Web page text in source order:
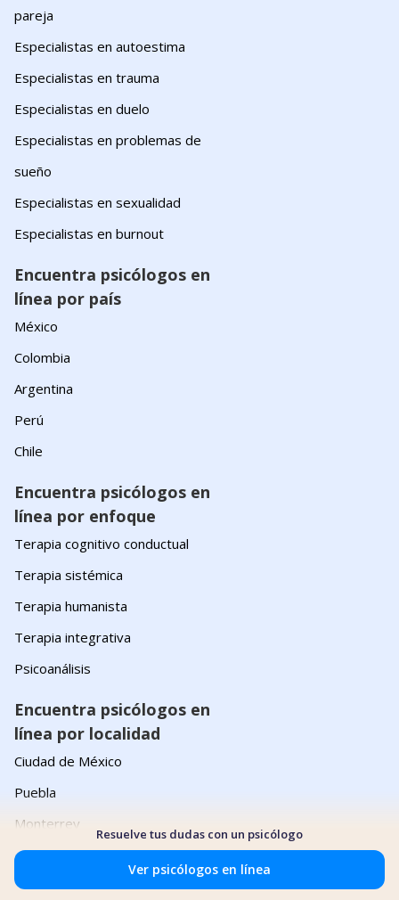
Resuelve tus dudas con un psicólogo
Ver psicólogos en línea
pareja
Especialistas en autoestima
Especialistas en trauma
Especialistas en duelo
Especialistas en problemas de
sueño
Especialistas en sexualidad
Especialistas en burnout
Encuentra psicólogos en
línea por país
México
Colombia
Argentina
Perú
Chile
Encuentra psicólogos en
línea por enfoque
Terapia cognitivo conductual
Terapia sistémica
Terapia humanista
Terapia integrativa
Psicoanálisis
Encuentra psicólogos en
línea por localidad
Ciudad de México
Puebla
Monterrey
Guadalajara
Querétaro